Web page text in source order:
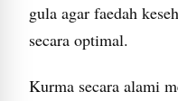
gula agar faedah
secara optimal.
Kurma secara alami